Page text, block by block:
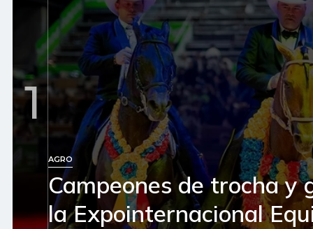
1
AGRO
Campeones de trocha y
la Expointernacional